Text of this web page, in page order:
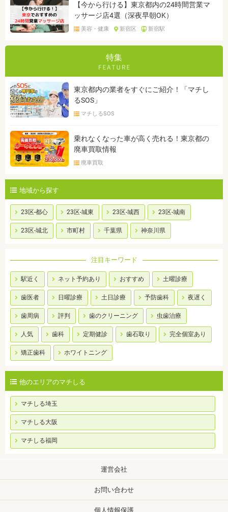
【今から行ける】東京都内の24時間営業マ
ッサージ店4選（深夜早朝OK）
美容・健康 新宿区 新宿駅
特集
東京都内の業者をすぐにご紹介！「マチし
るSOS」
マチしるSOS
乗れなくなった車が高く売れる！東京都の
廃車買取情報
廃車買取
地域から探す
23区-都心 23区-城東 23区-城西 23区-城南
23区-城北 市町村 千葉県 神奈川県
注目キーワード
駅近く ネット予約あり おすすめ 土曜診療
歯医者 日曜診療 土日診療 予防歯科 夜遅く
歯周病 評判 歯のクリーニング 虫歯治療
人気 歯科 定期健診 歯石取り 完全個室あり
矯正歯科 ホワイトニング
他のエリアのマチしる
マチしる埼玉
マチしる大阪
マチしる福岡
運営会社
お問い合わせ
個人情報保護